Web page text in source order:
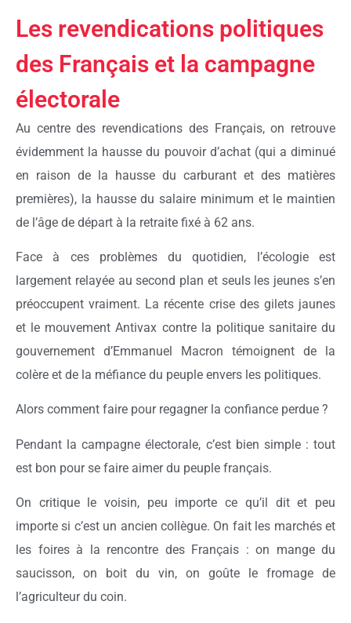
Les revendications politiques
des Français et la campagne
électorale
Au centre des revendications des Français, on retrouve
évidemment la hausse du pouvoir d’achat (qui a diminué
en raison de la hausse du carburant et des matières
premières), la hausse du salaire minimum et le maintien
de l’âge de départ à la retraite fixé à 62 ans.
Face à ces problèmes du quotidien, l’écologie est
largement relayée au second plan et seuls les jeunes s’en
préoccupent vraiment. La récente crise des gilets jaunes
et le mouvement Antivax contre la politique sanitaire du
gouvernement d’Emmanuel Macron témoignent de la
colère et de la méfiance du peuple envers les politiques.
Alors comment faire pour regagner la confiance perdue ?
Pendant la campagne électorale, c’est bien simple : tout
est bon pour se faire aimer du peuple français.
On critique le voisin, peu importe ce qu’il dit et peu
importe si c’est un ancien collègue. On fait les marchés et
les foires à la rencontre des Français : on mange du
saucisson, on boit du vin, on goûte le fromage de
l’agriculteur du coin.